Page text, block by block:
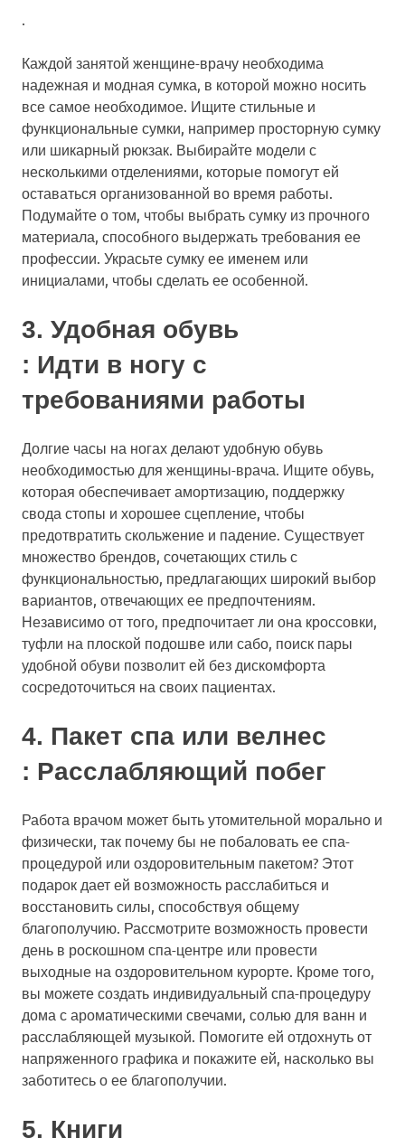
Каждой занятой женщине-врачу необходима
надежная и модная сумка, в которой можно носить
все самое необходимое. Ищите стильные и
функциональные сумки, например просторную сумку
или шикарный рюкзак. Выбирайте модели с
несколькими отделениями, которые помогут ей
оставаться организованной во время работы.
Подумайте о том, чтобы выбрать сумку из прочного
материала, способного выдержать требования ее
профессии. Украсьте сумку ее именем или
инициалами, чтобы сделать ее особенной.
3. Удобная обувь
: Идти в ногу с
требованиями работы
Долгие часы на ногах делают удобную обувь
необходимостью для женщины-врача. Ищите обувь,
которая обеспечивает амортизацию, поддержку
свода стопы и хорошее сцепление, чтобы
предотвратить скольжение и падение. Существует
множество брендов, сочетающих стиль с
функциональностью, предлагающих широкий выбор
вариантов, отвечающих ее предпочтениям.
Независимо от того, предпочитает ли она кроссовки,
туфли на плоской подошве или сабо, поиск пары
удобной обуви позволит ей без дискомфорта
сосредоточиться на своих пациентах.
4. Пакет спа или велнес
: Расслабляющий побег
Работа врачом может быть утомительной морально и
физически, так почему бы не побаловать ее спа-
процедурой или оздоровительным пакетом? Этот
подарок дает ей возможность расслабиться и
восстановить силы, способствуя общему
благополучию. Рассмотрите возможность провести
день в роскошном спа-центре или провести
выходные на оздоровительном курорте. Кроме того,
вы можете создать индивидуальный спа-процедуру
дома с ароматическими свечами, солью для ванн и
расслабляющей музыкой. Помогите ей отдохнуть от
напряженного графика и покажите ей, насколько вы
заботитесь о ее благополучии.
5. Книги